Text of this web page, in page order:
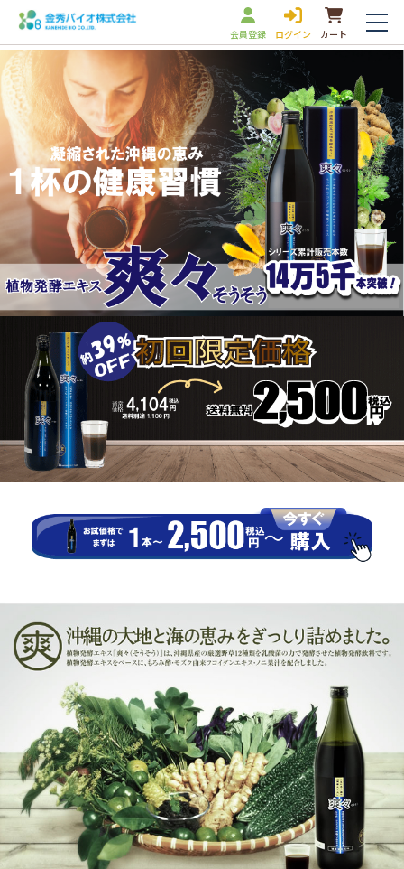
会員登録 ログイン カート